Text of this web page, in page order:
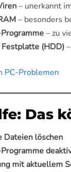
– unerkannt
– besonders
– zu
Festplatte (HDD)
PC-Problemen
Das
Dateien löschen
mit aktuellem